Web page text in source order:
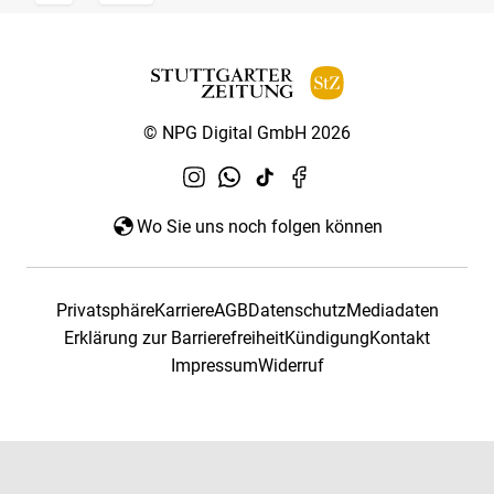
© NPG Digital GmbH 2026
Wo Sie uns noch folgen können
PrivatsphäreKarriereAGBDatenschutzMediadaten
Erklärung zur BarrierefreiheitKündigungKontakt
ImpressumWiderruf